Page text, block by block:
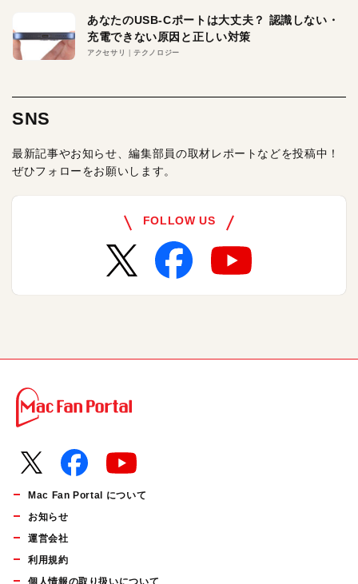
あなたのUSB-Cポートは大丈夫？ 認識しない・
充電できない原因と正しい対策
アクセサリ テクノロジー
SNS
最新記事やお知らせ、編集部員の取材レポートなどを投稿中！
ぜひフォローをお願いします。
FOLLOW US
Mac Fan Portal について
お知らせ
運営会社
利用規約